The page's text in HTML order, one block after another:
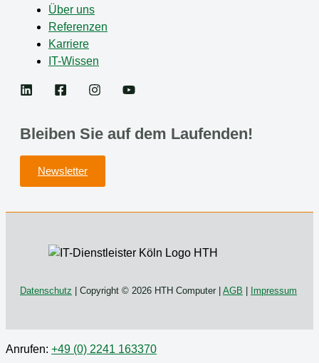
Über uns
Referenzen
Karriere
IT-Wissen
Bleiben Sie auf dem Laufenden!
Newsletter
Datenschutz | Copyright © 2026 HTH Computer | AGB | Impressum
Anrufen: +49 (0) 2241 163370